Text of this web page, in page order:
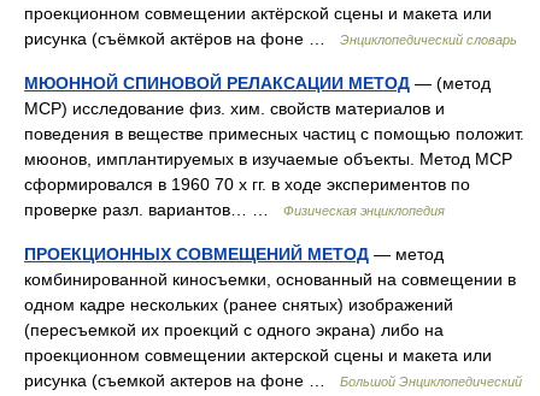
проекционном совмещении актёрской сцены и макета или
рисунка (съёмкой актёров на фоне …
Энциклопедический словарь
МЮОННОЙ СПИНОВОЙ РЕЛАКСАЦИИ МЕТОД — (метод
MCP) исследование физ. хим. свойств материалов и
поведения в веществе примесных частиц с помощью положит.
мюонов, имплантируемых в изучаемые объекты. Метод MCP
сформировался в 1960 70 х гг. в ходе экспериментов по
проверке разл. вариантов… …
Физическая энциклопедия
ПРОЕКЦИОННЫХ СОВМЕЩЕНИЙ МЕТОД — метод
комбинированной киносъемки, основанный на совмещении в
одном кадре нескольких (ранее снятых) изображений
(пересъемкой их проекций с одного экрана) либо на
проекционном совмещении актерской сцены и макета или
рисунка (съемкой актеров на фоне …
Большой Энциклопедический